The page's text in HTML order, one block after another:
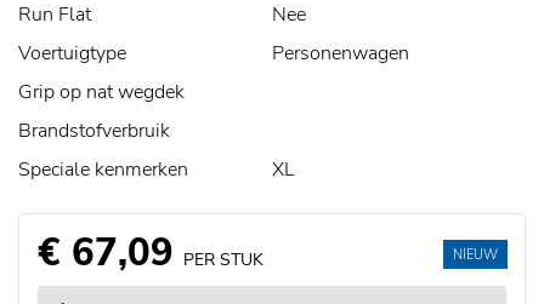
Run Flat
Nee
Voertuigtype
Personenwagen
Grip op nat wegdek
Brandstofverbruik
Speciale kenmerken
XL
€ 67,09 PER STUK NIEUW